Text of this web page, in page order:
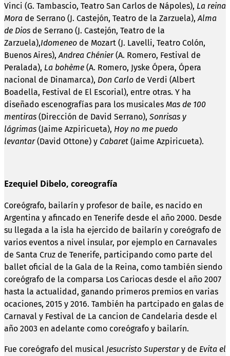
Vinci (G. Tambascio, Teatro San Carlos de Nápoles), La reina
Mora de Serrano (J. Castejón, Teatro de la Zarzuela), Alma
de Dios de Serrano (J. Castejón, Teatro de la
Zarzuela),Idomeneo de Mozart (J. Lavelli, Teatro Colón,
Buenos Aires), Andrea Chénier(A. Romero, Festival de
Peralada), La bohème (A. Romero, Jyske Ópera, Ópera
nacional de Dinamarca), Don Carlo de Verdi (Albert
Boadella, Festival de El Escorial), entre otras. Y ha
diseñado escenografías para los musicales Mas de 100
mentiras (Dirección de David Serrano), Sonrisas y
lágrimas (Jaime Azpiricueta), Hoy no me puedo
levantar(David Ottone) y Cabaret (Jaime Azpiricueta).
Ezequiel Dibelo, coreografía
Coreógrafo, bailarín y profesor de baile, es nacido en
Argentina y afincado en Tenerife desde el año 2000. Desde
su llegada a la isla ha ejercido de bailarín y coreógrafo de
varios eventos a nivel insular, por ejemplo en Carnavales
de Santa Cruz de Tenerife, participando como parte del
ballet oficial de la Gala de la Reina, como también siendo
coreógrafo de la comparsa Los Cariocas desde el año 2007
hasta la actualidad, ganando primeros premios en varias
ocaciones, 2015 y 2016. También ha partcipado en galas de
Carnaval y Festival de La cancion de Candelaria desde el
año 2003 en adelante como coreógrafo y bailarín.
Fue coreógrafo del musical Jesucristo Superstary de Evita el